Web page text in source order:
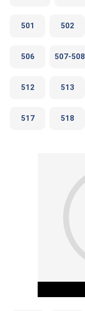
501 502
506 507-508
512 513
517 518